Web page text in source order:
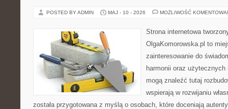
POSTED BY ADMIN MAJ - 10 - 2026 MOŻLIWOŚĆ
Strona internetowa
OlgaKomorowska.pl to
zainteresowanie do
harmonii oraz
mogą znaleźć tutaj
wspierają w rozwijaniu
została przygotowana z myślą o osobach, które doceniają